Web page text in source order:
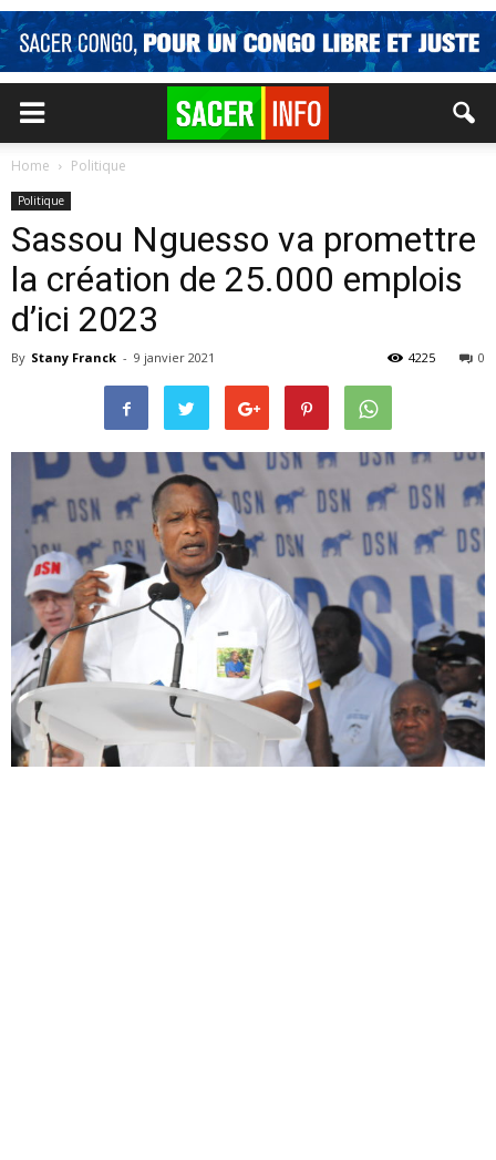
Home Politique
Politique
Sassou Nguesso va promettre
la création de 25.000 emplois
d’ici 2023
By Stany Franck - 9 janvier 2021 0
4225